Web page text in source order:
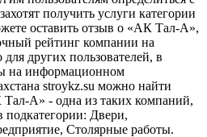
получить услуги категории
оставить отзыв о «АК Тал-А»,
рейтинг компании на
других пользователей, в
на информационном
stroykz.su можно найти
А» - одна из таких компаний,
подкатегории: Двери,
Столярные работы.